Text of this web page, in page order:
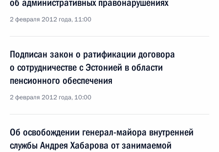
об административных правонарушениях
2 февраля 2012 года, 11:00
Подписан закон о ратификации договора
о сотрудничестве с Эстонией в области
пенсионного обеспечения
2 февраля 2012 года, 10:00
Об освобождении генерал-майора внутренней
службы Андрея Хабарова от занимаемой